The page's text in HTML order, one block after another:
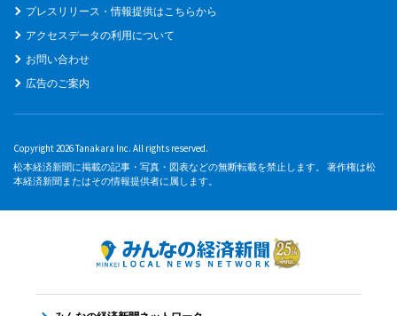
プレスリリース・情報提供はこちらから
アクセスデータの利用について
お問い合わせ
広告のご案内
Copyright 2026 Tanakara Inc. All rights reserved.
松本経済新聞に掲載の記事・写真・図表などの無断転載を禁止します。 著作権は松
本経済新聞またはその情報提供者に属します。